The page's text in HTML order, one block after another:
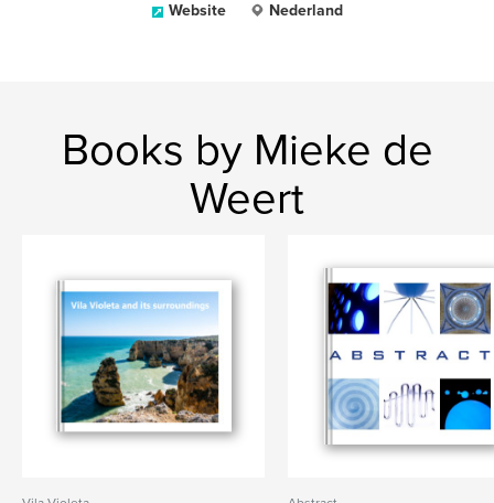
Website Nederland
Books by Mieke de
Weert